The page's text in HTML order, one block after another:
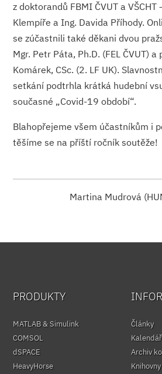
z doktorandů FBMI ČVUT a VŠCHT
Klempíře a Ing. Davida Příhody.
se zúčastnili také děkani dvou
Mgr. Petr Páta, Ph.D. (FEL ČVUT)
Komárek, CSc. (2. LF UK).
setkání podtrhla krátká hudební
současné „Covid-19 období“.
Blahopřejeme všem účastníkům i
těšíme se na příští ročník soutěže!
Martina Mudrová
PRODUKTY
MATLAB & Simulink
COMSOL
dSPACE
HeavyHorse
Články
Archiv